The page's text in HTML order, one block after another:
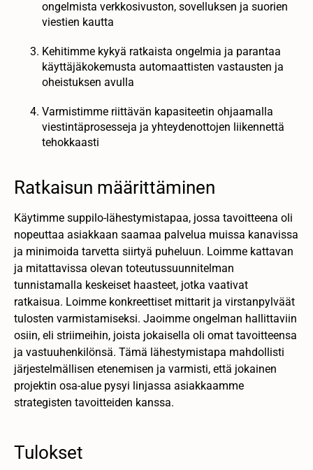
ongelmista verkkosivuston, sovelluksen ja suorien
viestien kautta
Kehitimme kykyä ratkaista ongelmia ja parantaa
käyttäjäkokemusta automaattisten vastausten ja
oheistuksen avulla
Varmistimme riittävän kapasiteetin ohjaamalla
viestintäprosesseja ja yhteydenottojen liikennettä
tehokkaasti
Ratkaisun määrittäminen
Käytimme suppilo-lähestymistapaa, jossa tavoitteena oli
nopeuttaa asiakkaan saamaa palvelua muissa kanavissa
ja minimoida tarvetta siirtyä puheluun. Loimme kattavan
ja mitattavissa olevan toteutussuunnitelman
tunnistamalla keskeiset haasteet, jotka vaativat
ratkaisua. Loimme konkreettiset mittarit ja virstanpylväät
tulosten varmistamiseksi. Jaoimme ongelman hallittaviin
osiin, eli striimeihin, joista jokaisella oli omat tavoitteensa
ja vastuuhenkilönsä. Tämä lähestymistapa mahdollisti
järjestelmällisen etenemisen ja varmisti, että jokainen
projektin osa-alue pysyi linjassa asiakkaamme
strategisten tavoitteiden kanssa.
Tulokset